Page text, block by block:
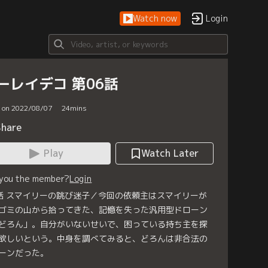
Watch now Login
レイデコ 第06話
on 2022/08/07 24mins
Play
Watch Later
the member?Login
スマイリーの跳び迷子／今回の依頼主はスマイリーが
ミの山から拾ってきた、記憶を失った汎用型ドローン
ろん」。自分がいないせいで、困っている持ち主を探
しいという。中身を調べてみると、どろんは非合法の
ンだった。